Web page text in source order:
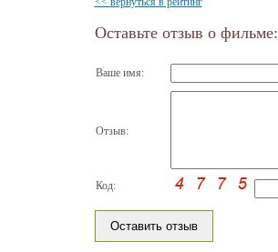
Оставьте отзыв о фильме:
Ваше имя:
Отзыв:
Код: